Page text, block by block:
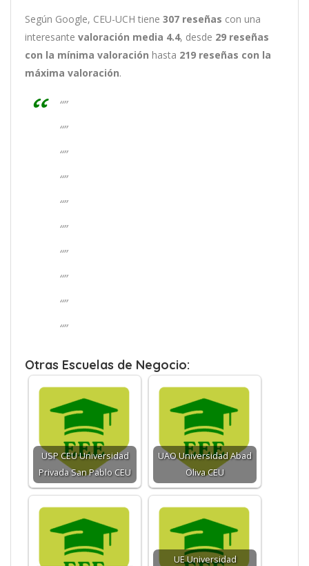
Según Google, CEU-UCH tiene 307 reseñas con una
interesante valoración media 4.4, desde 29 reseñas
con la mínima valoración hasta 219 reseñas con la
máxima valoración.
“”
“”
“”
“”
“”
“”
“”
“”
“”
“”
Otras Escuelas de Negocio:
USP CEU Universidad
Privada San Pablo CEU
UAO Universidad Abad
Oliva CEU
UE Universidad